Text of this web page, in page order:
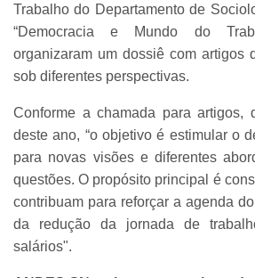
Trabalho do Departamento de
“Democracia e Mundo do
organizaram um dossiê com artigos
sob diferentes perspectivas.
Conforme a chamada para artigos,
deste ano, “o objetivo é estimular o
para novas visões e diferentes
questões. O propósito principal é
contribuam para reforçar a agenda
da redução da jornada de
salários".